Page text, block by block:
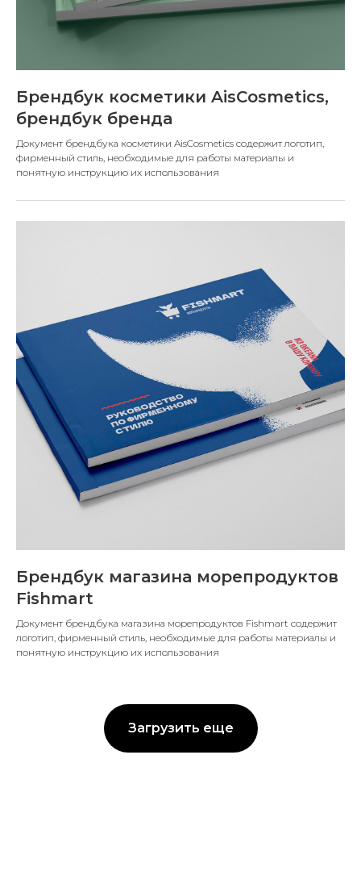
Брендбук косметики AisCosmetics,
брендбук бренда
Документ брендбука косметики AisCosmetics содержит логотип,
фирменный стиль, необходимые для работы материалы и
понятную инструкцию их использования
Брендбук магазина морепродуктов
Fishmart
Документ брендбука магазина морепродуктов Fishmart содержит
логотип, фирменный стиль, необходимые для работы материалы и
понятную инструкцию их использования
Загрузить еще